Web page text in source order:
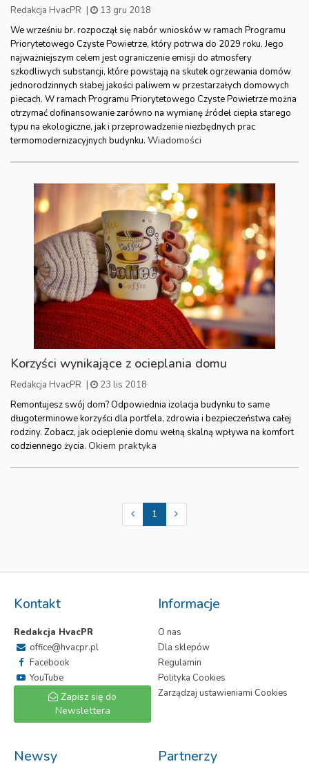
Redakcja HvacPR |
13 gru 2018
We wrześniu br. rozpoczął się nabór wniosków w ramach Programu
Priorytetowego Czyste Powietrze, który potrwa do 2029 roku. Jego
najważniejszym celem jest ograniczenie emisji do atmosfery
szkodliwych substancji, które powstają na skutek ogrzewania domów
jednorodzinnych słabej jakości paliwem w przestarzałych domowych
piecach. W ramach Programu Priorytetowego Czyste Powietrze można
otrzymać dofinansowanie zarówno na wymianę źródeł ciepła starego
typu na ekologiczne, jak i przeprowadzenie niezbędnych prac
termomodernizacyjnych budynku. Wiadomości
Korzyści wynikające z ocieplania domu
Redakcja HvacPR |
23 lis 2018
Remontujesz swój dom? Odpowiednia izolacja budynku to same
długoterminowe korzyści dla portfela, zdrowia i bezpieczeństwa całej
rodziny. Zobacz, jak ocieplenie domu wełną skalną wpływa na komfort
codziennego życia. Okiem praktyka
1
Kontakt
Redakcja HvacPR
office@hvacpr.pl
Facebook
YouTube
Zapisz się do
Newslettera
Informacje
O nas
Dla sklepów
Regulamin
Polityka Cookies
Zarządzaj ustawieniami Cookies
Newsy Partnerzy